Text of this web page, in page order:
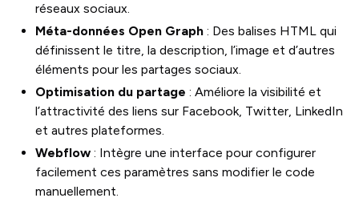
réseaux sociaux.
Méta-données Open Graph : Des balises HTML qui
définissent le titre, la description, l’image et d’autres
éléments pour les partages sociaux.
Optimisation du partage : Améliore la visibilité et
l’attractivité des liens sur Facebook, Twitter, LinkedIn
et autres plateformes.
Webflow : Intègre une interface pour configurer
facilement ces paramètres sans modifier le code
manuellement.